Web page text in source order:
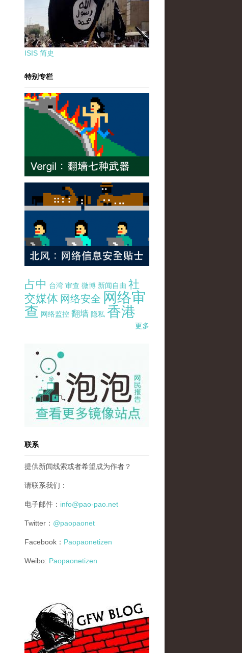
ISIS 简史
特别专栏
占中 台湾 审查 微博 新闻自由 社
交媒体 网络安全 网络审
查 网络监控 翻墙 隐私 香港
更多
pao-pao-banner-mirror-site-120814.jpg
联系
提供新闻线索或者希望成为作者？
请联系我们：
电子邮件： info@pao-pao.net
Twitter： @paopaonet
Facebook： Paopaonetizen
Weibo: Paopaonetizen
gfw_blog_small.jpg